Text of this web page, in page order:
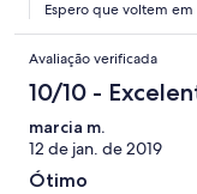
Espero que voltem
Avaliação verificada
10/10 -
marcia m.
12 de jan. de 2019
Ótimo